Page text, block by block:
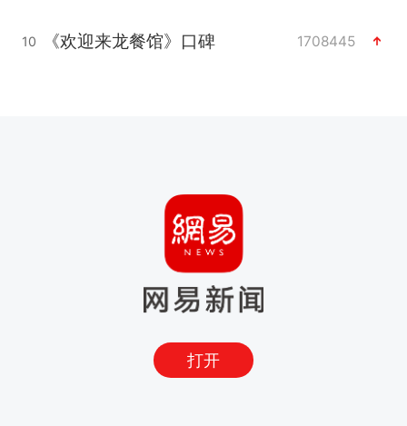
10 《欢迎来龙餐馆》口碑 1708445
打开